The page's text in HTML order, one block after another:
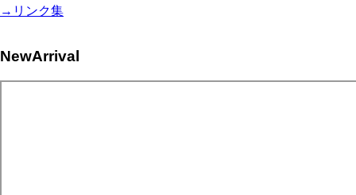
→リンク集
NewArrival